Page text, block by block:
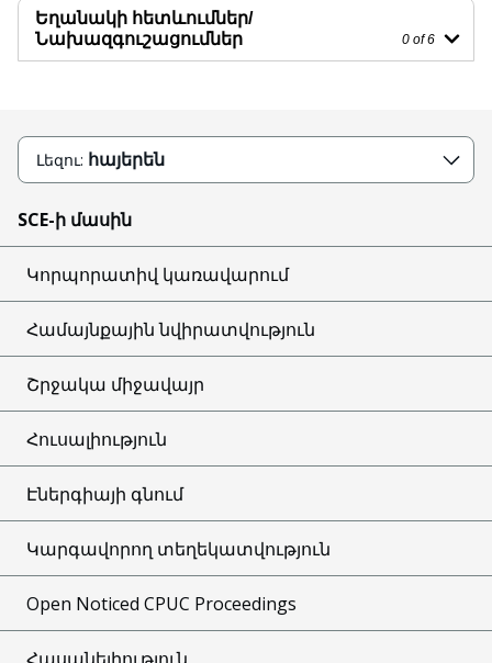
Եղանակի հետևումներ/
Նախազգուշացումներ
0 of 6
Լեզու: հայերեն
SCE-ի մասին
Կորպորատիվ կառավարում
Համայնքային նվիրատվություն
Շրջակա միջավայր
Հուսալիություն
Էներգիայի գնում
Կարգավորող տեղեկատվություն
Open Noticed CPUC Proceedings
Հասանելիություն